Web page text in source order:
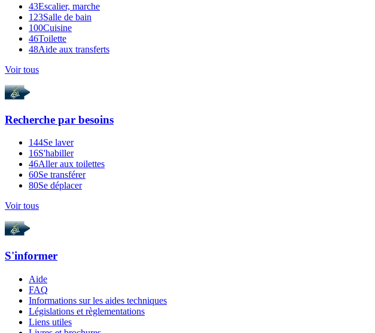
43Escalier, marche
123Salle de bain
100Cuisine
46Toilette
48Aide aux transferts
Voir tous
Recherche par besoins
144Se laver
16S'habiller
46Aller aux toilettes
60Se transférer
80Se déplacer
Voir tous
S'informer
Aide
FAQ
Informations sur les aides techniques
Législations et règlementations
Liens utiles